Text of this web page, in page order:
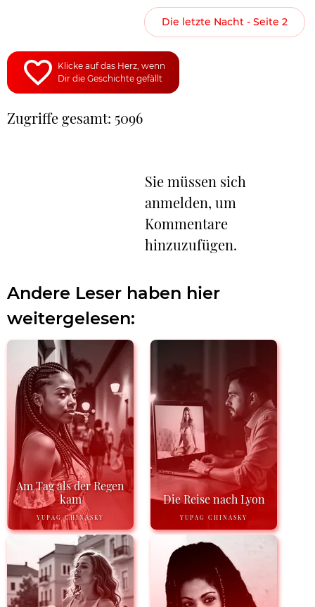
Die letzte Nacht - Seite 2
Klicke auf das Herz, wenn
Dir die Geschichte gefällt
Zugriffe gesamt: 5096
Sie müssen sich
anmelden, um
Kommentare
hinzuzufügen.
Andere Leser haben hier
weitergelesen:
Am Tag als der Regen
kam
YUPAG CHINASKY
Die Reise nach Lyon
YUPAG CHINASKY